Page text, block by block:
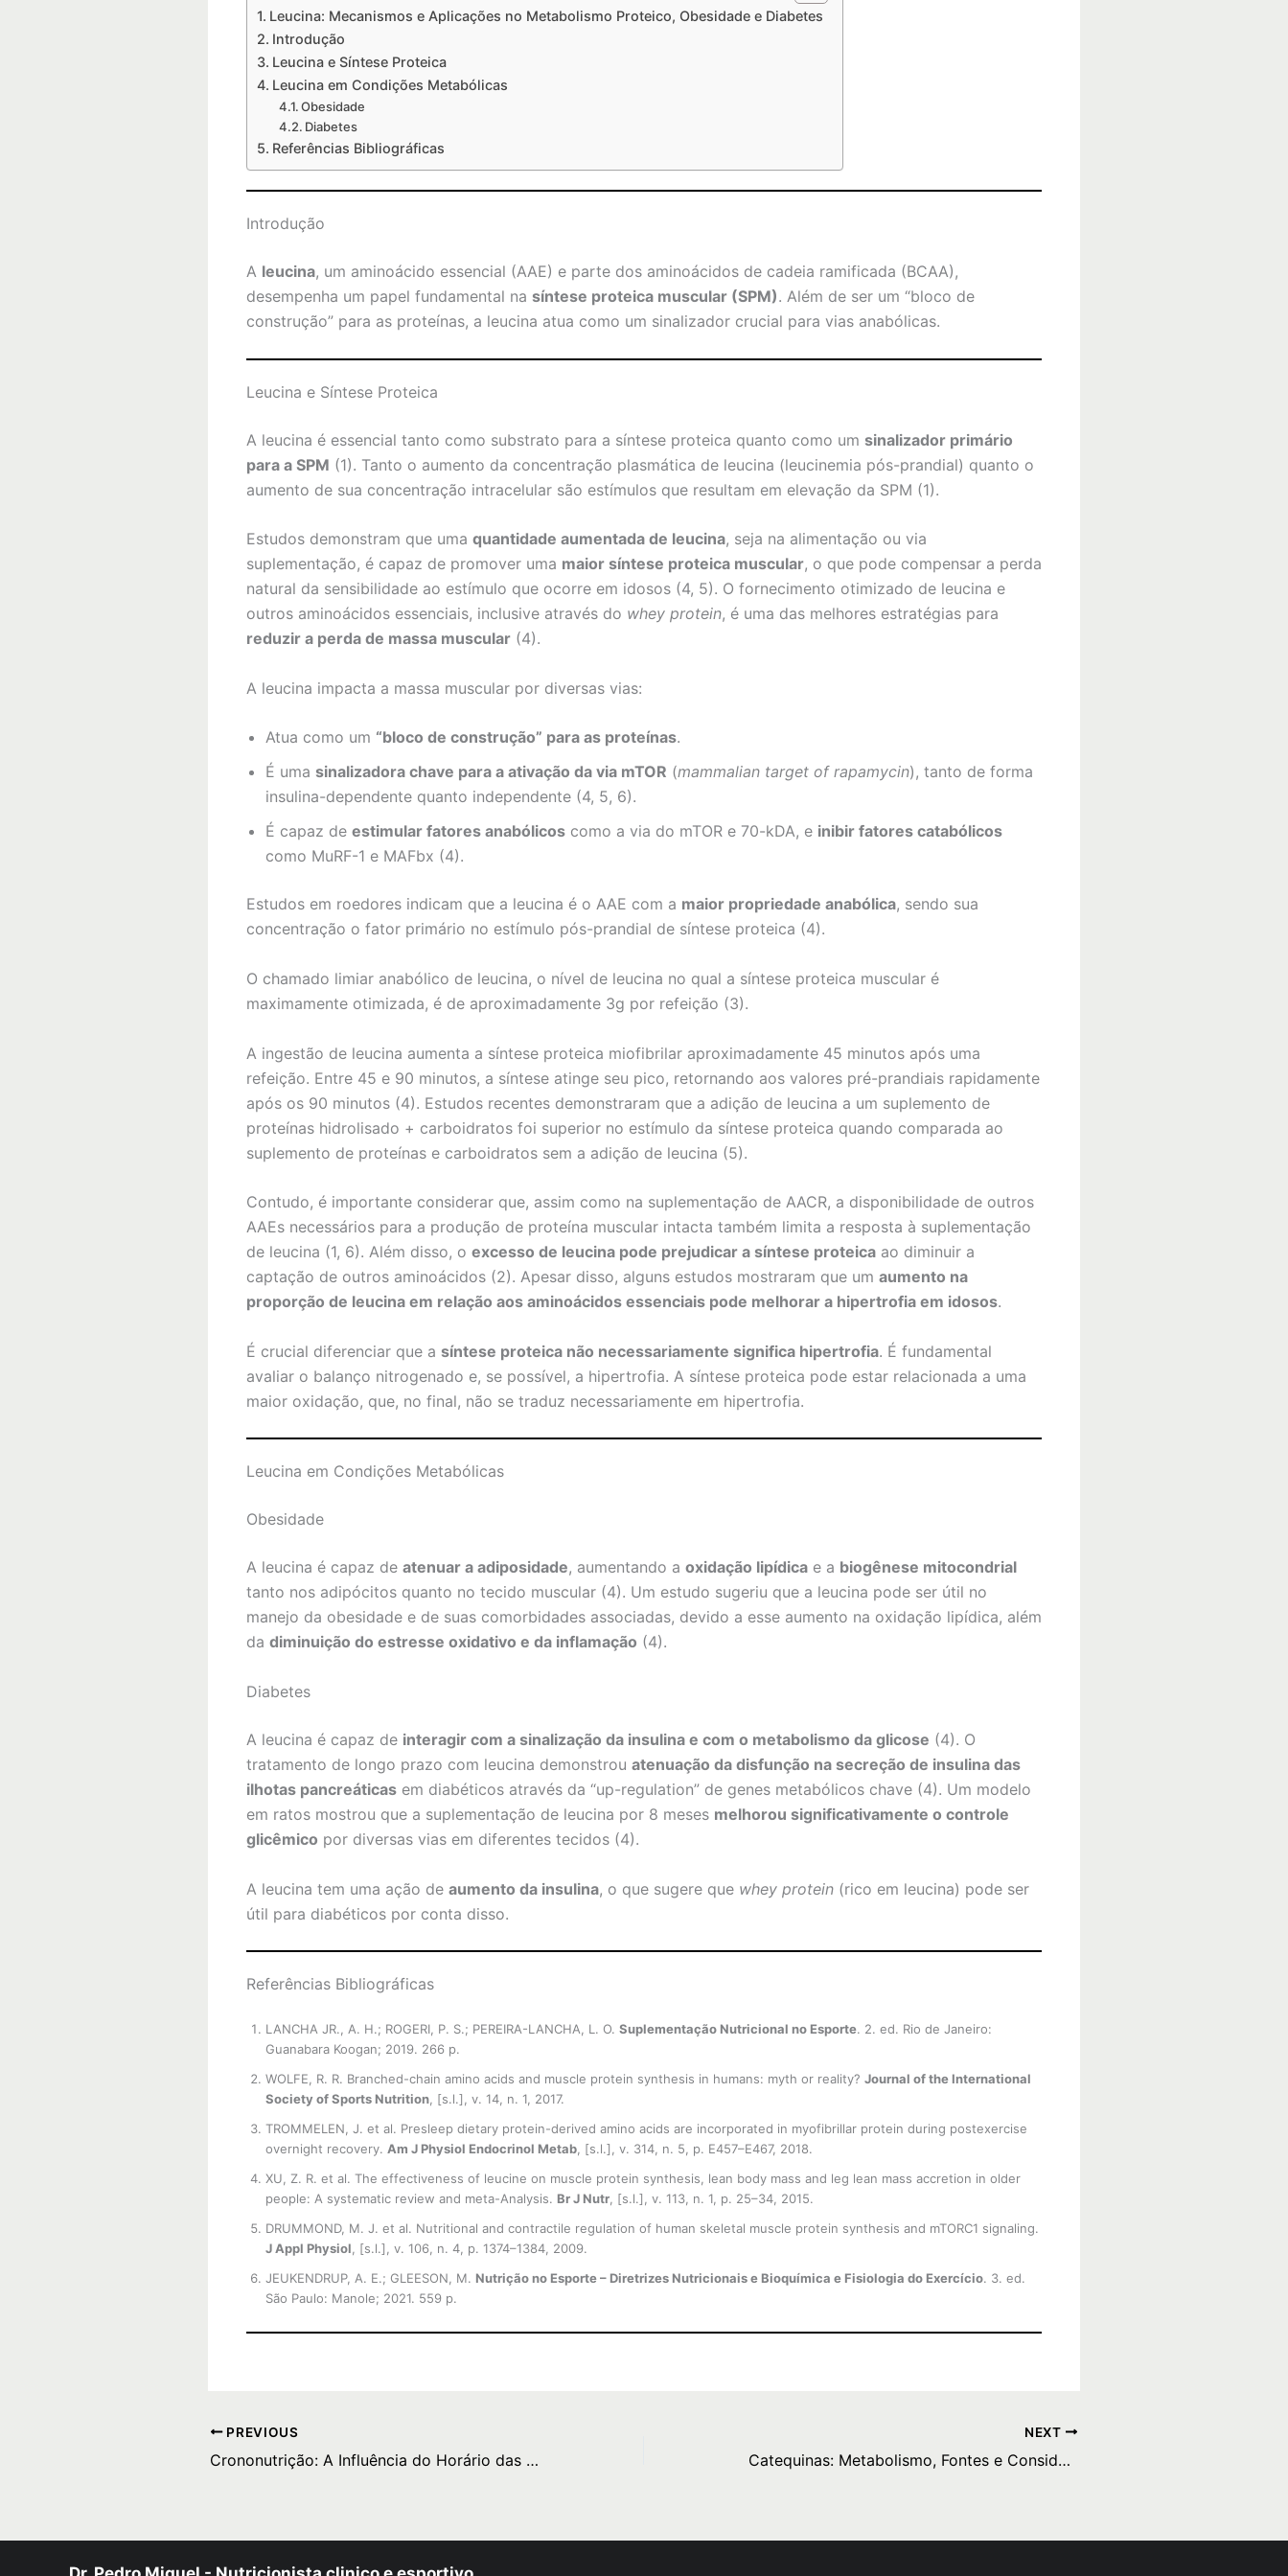
Leucina: Mecanismos e Aplicações no Metabolismo Proteico, Obesidade e Diabetes
Introdução
Leucina e Síntese Proteica
Leucina em Condições Metabólicas
Obesidade
Diabetes
Referências Bibliográficas
Introdução
A leucina, um aminoácido essencial (AAE) e parte dos aminoácidos de cadeia ramificada (BCAA),
desempenha um papel fundamental na síntese proteica muscular (SPM). Além de ser um “bloco de
construção” para as proteínas, a leucina atua como um sinalizador crucial para vias anabólicas.
Leucina e Síntese Proteica
A leucina é essencial tanto como substrato para a síntese proteica quanto como um sinalizador primário
para a SPM (1). Tanto o aumento da concentração plasmática de leucina (leucinemia pós-prandial) quanto o
aumento de sua concentração intracelular são estímulos que resultam em elevação da SPM (1).
Estudos demonstram que uma quantidade aumentada de leucina, seja na alimentação ou via
suplementação, é capaz de promover uma maior síntese proteica muscular, o que pode compensar a perda
natural da sensibilidade ao estímulo que ocorre em idosos (4, 5). O fornecimento otimizado de leucina e
outros aminoácidos essenciais, inclusive através do whey protein, é uma das melhores estratégias para
reduzir a perda de massa muscular (4).
A leucina impacta a massa muscular por diversas vias:
Atua como um “bloco de construção” para as proteínas.
É uma sinalizadora chave para a ativação da via mTOR (mammalian target of rapamycin), tanto de forma
insulina-dependente quanto independente (4, 5, 6).
É capaz de estimular fatores anabólicos como a via do mTOR e 70-kDA, e inibir fatores catabólicos
como MuRF-1 e MAFbx (4).
Estudos em roedores indicam que a leucina é o AAE com a maior propriedade anabólica, sendo sua
concentração o fator primário no estímulo pós-prandial de síntese proteica (4).
O chamado limiar anabólico de leucina, o nível de leucina no qual a síntese proteica muscular é
maximamente otimizada, é de aproximadamente 3g por refeição (3).
A ingestão de leucina aumenta a síntese proteica miofibrilar aproximadamente 45 minutos após uma
refeição. Entre 45 e 90 minutos, a síntese atinge seu pico, retornando aos valores pré-prandiais rapidamente
após os 90 minutos (4). Estudos recentes demonstraram que a adição de leucina a um suplemento de
proteínas hidrolisado + carboidratos foi superior no estímulo da síntese proteica quando comparada ao
suplemento de proteínas e carboidratos sem a adição de leucina (5).
Contudo, é importante considerar que, assim como na suplementação de AACR, a disponibilidade de outros
AAEs necessários para a produção de proteína muscular intacta também limita a resposta à suplementação
de leucina (1, 6). Além disso, o excesso de leucina pode prejudicar a síntese proteica ao diminuir a
captação de outros aminoácidos (2). Apesar disso, alguns estudos mostraram que um aumento na
proporção de leucina em relação aos aminoácidos essenciais pode melhorar a hipertrofia em idosos.
É crucial diferenciar que a síntese proteica não necessariamente significa hipertrofia. É fundamental
avaliar o balanço nitrogenado e, se possível, a hipertrofia. A síntese proteica pode estar relacionada a uma
maior oxidação, que, no final, não se traduz necessariamente em hipertrofia.
Leucina em Condições Metabólicas
Obesidade
A leucina é capaz de atenuar a adiposidade, aumentando a oxidação lipídica e a biogênese mitocondrial
tanto nos adipócitos quanto no tecido muscular (4). Um estudo sugeriu que a leucina pode ser útil no
manejo da obesidade e de suas comorbidades associadas, devido a esse aumento na oxidação lipídica, além
da diminuição do estresse oxidativo e da inflamação (4).
Diabetes
A leucina é capaz de interagir com a sinalização da insulina e com o metabolismo da glicose (4). O
tratamento de longo prazo com leucina demonstrou atenuação da disfunção na secreção de insulina das
ilhotas pancreáticas em diabéticos através da “up-regulation” de genes metabólicos chave (4). Um modelo
em ratos mostrou que a suplementação de leucina por 8 meses melhorou significativamente o controle
glicêmico por diversas vias em diferentes tecidos (4).
A leucina tem uma ação de aumento da insulina, o que sugere que whey protein (rico em leucina) pode ser
útil para diabéticos por conta disso.
Referências Bibliográficas
LANCHA JR., A. H.; ROGERI, P. S.; PEREIRA-LANCHA, L. O. Suplementação Nutricional no Esporte. 2. ed. Rio de Janeiro:
Guanabara Koogan; 2019. 266 p.
WOLFE, R. R. Branched-chain amino acids and muscle protein synthesis in humans: myth or reality? Journal of the International
Society of Sports Nutrition , [s.l.], v. 14, n. 1, 2017.
TROMMELEN, J. et al. Presleep dietary protein-derived amino acids are incorporated in myofibrillar protein during postexercise
overnight recovery. Am J Physiol Endocrinol Metab , [s.l.], v. 314, n. 5, p. E457–E467, 2018.
XU, Z. R. et al. The effectiveness of leucine on muscle protein synthesis, lean body mass and leg lean mass accretion in older
people: A systematic review and meta-Analysis. Br J Nutr , [s.l.], v. 113, n. 1, p. 25–34, 2015.
DRUMMOND, M. J. et al. Nutritional and contractile regulation of human skeletal muscle protein synthesis and mTORC1 signaling.
J Appl Physiol , [s.l.], v. 106, n. 4, p. 1374–1384, 2009.
JEUKENDRUP, A. E.; GLEESON, M. Nutrição no Esporte – Diretrizes Nutricionais e Bioquímica e Fisiologia do Exercício. 3. ed.
São Paulo: Manole; 2021. 559 p.
PREVIOUS
Crononutrição: A Influência do Horário das Refeições na Fisiologia Humana
NEXT
Catequinas: Metabolismo, Fontes e Considerações de Segurança